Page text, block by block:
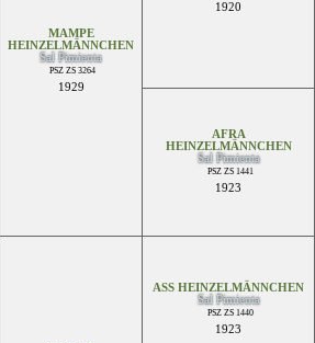
MAMPE
HEINZELMÄNNCHEN
Sal Pimienta
PSZ ZS 3264
1929
1920
AFRA
HEINZELMÄNNCHEN
Sal Pimienta
PSZ ZS 1441
1923
ASS HEINZELMÄNNCHEN
Sal Pimienta
PSZ ZS 1440
1923